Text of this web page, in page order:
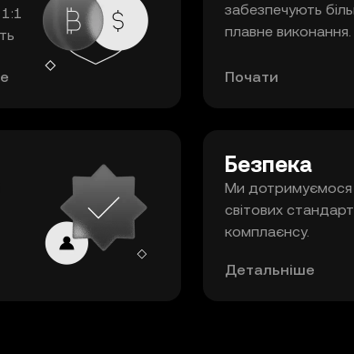
забезпечують
плавне виконання.
Почати
Безпека
Ми дотримуємося
світових
комплаєнсу.
Детальніше